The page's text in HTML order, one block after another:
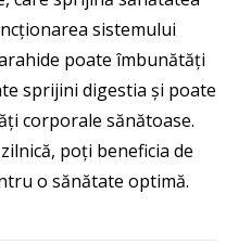
sistemului
poate îmbunătăți
sprijini digestia și poate
corporale sănătoase.
poți beneficia de
o sănătate optimă.